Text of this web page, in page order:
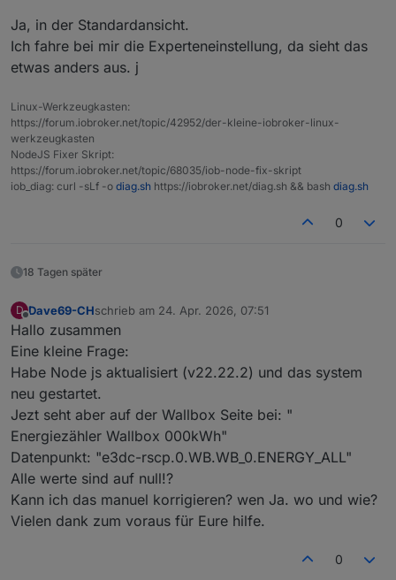
Kann leider noch nicht gedanken lesen ;)
Merci schönen Abend
Ja, in der Standardansicht.
Ich fahre bei mir die Experteneinstellung, da sieht das
etwas anders aus. j
Linux-Werkzeugkasten:
https://forum.iobroker.net/topic/42952/der-kleine-iobroker-linux-
werkzeugkasten
NodeJS Fixer Skript:
https://forum.iobroker.net/topic/68035/iob-node-fix-skript
iob_diag: curl -sLf -o diag.sh https://iobroker.net/diag.sh && bash diag.sh
0
18 Tagen später
D
Offline
Dave69-CHschrieb am 24. Apr. 2026, 07:51
zuletzt editiert von
Hallo zusammen
Eine kleine Frage:
Habe Node js aktualisiert (v22.22.2) und das system
neu gestartet.
Jezt seht aber auf der Wallbox Seite bei: "
Energiezähler Wallbox 000kWh"
Datenpunkt: "e3dc-rscp.0.WB.WB_0.ENERGY_ALL"
Alle werte sind auf null!?
Kann ich das manuel korrigieren? wen Ja. wo und wie?
Vielen dank zum voraus für Eure hilfe.
0